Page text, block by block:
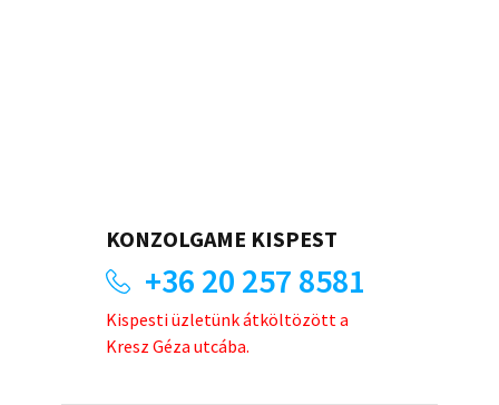
KONZOLGAME KISPEST
+36 20 257 8581
Kispesti üzletünk átköltözött a
Kresz Géza utcába.